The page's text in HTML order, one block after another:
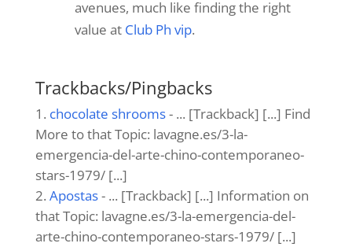
webdesign agentur bamberg
webdesign agentur bamberg
https://websiteerstellenlassenbamberg
.de/
Club Ph el 5 julio, 2026 a las 8:57 pm
The shift from mandated artistic
realism to personal expression